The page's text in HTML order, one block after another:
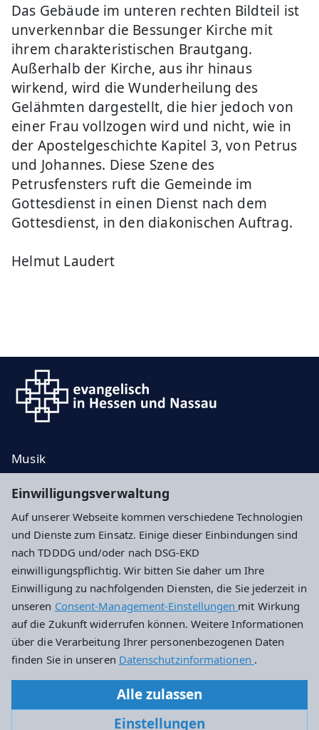
Einwilligungsverwaltung
Auf unserer Webseite kommen verschiedene Technologien
und Dienste zum Einsatz. Einige dieser Einbindungen sind
nach TDDDG und/oder nach DSG-EKD
einwilligungspflichtig. Wir bitten Sie daher um Ihre
Einwilligung zu nachfolgenden Diensten, die Sie jederzeit in
unseren Consent-Management-Einstellungen mit Wirkung
auf die Zukunft widerrufen können. Weitere Informationen
über die Verarbeitung Ihrer personenbezogenen Daten
finden Sie in unseren Datenschutzinformationen .
Alle zulassen
Einstellungen
Das Gebäude im unteren rechten Bildteil ist
unverkennbar die Bessunger Kirche mit
ihrem charakteristischen Brautgang.
Außerhalb der Kirche, aus ihr hinaus
wirkend, wird die Wunderheilung des
Gelähmten dargestellt, die hier jedoch von
einer Frau vollzogen wird und nicht, wie in
der Apostelgeschichte Kapitel 3, von Petrus
und Johannes. Diese Szene des
Petrusfensters ruft die Gemeinde im
Gottesdienst in einen Dienst nach dem
Gottesdienst, in den diakonischen Auftrag.
Helmut Laudert
Musik
Kontakt
Spenden
Impressum Datenschutz Cookie-Einstellungen
Evangelische Petrusgemeinde Darmstadt
Am Kapellberg 2
64285 Darmstadt
petrusgemeinde.darmstadt@ekhn.de